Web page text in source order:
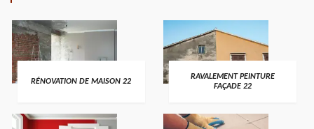
RÉNOVATION DE MAISON 22
RAVALEMENT PEINTURE
FAÇADE 22